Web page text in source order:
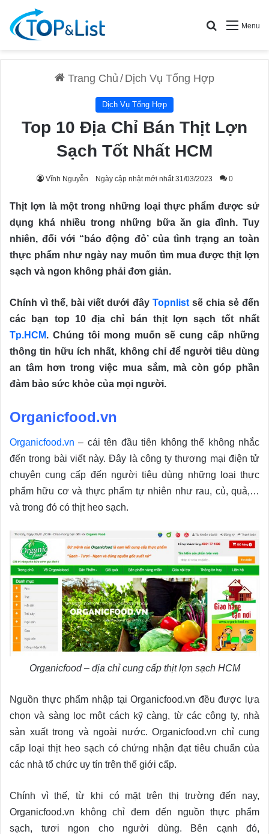
Menu
Search for
Trang Chủ / Dịch Vụ Tổng Hợp
Dịch Vụ Tổng Hợp
Top 10 Địa Chỉ Bán Thịt Lợn
Sạch Tốt Nhất HCM
Vĩnh Nguyễn Ngày cập nhật mới nhất 31/03/2023 0
Thịt lợn là một trong những loại thực phẩm được sử
dụng khá nhiều trong những bữa ăn gia đình. Tuy
nhiên, đối với “báo động đỏ’ của tình trạng an toàn
thực phẩm như ngày nay muốn tìm mua được thịt lợn
sạch và ngon không phải đơn giản.
Chính vì thế, bài viết dưới đây Topnlistsẽ chia sẻ đến
các bạn top 10 địa chỉ bán thịt lợn sạch tốt nhất
Tp.HCM. Chúng tôi mong muốn sẽ cung cấp những
thông tin hữu ích nhất, không chỉ để người tiêu dùng
an tâm hơn trong việc mua sắm, mà còn góp phần
đảm bảo sức khỏe của mọi người.
Organicfood.vn
Organicfood.vn – cái tên đầu tiên không thể không nhắc
đến trong bài viết này. Đây là công ty thương mại điện tử
chuyên cung cấp đến người tiêu dùng những loại thực
phẩm hữu cơ và thực phẩm tự nhiên như rau, củ, quả,…
và trong đó có thịt heo sạch.
Organicfood – địa chỉ cung cấp thịt lợn sạch HCM
Nguồn thực phẩm nhập tại Organicfood.vn đều được lựa
chọn và sàng lọc một cách kỹ càng, từ các công ty, nhà
sản xuất trong và ngoài nước. Organicfood.vn chỉ cung
cấp loại thịt heo sạch có chứng nhận đạt tiêu chuẩn của
các nhà tổ chức uy tín trên thế giới cấp.
Chính vì thế, từ khi có mặt trên thị trường đến nay,
Organicfood.vn không chỉ đem đến nguồn thực phẩm
sạch, tươi ngon cho người dùng. Bên cạnh đó,